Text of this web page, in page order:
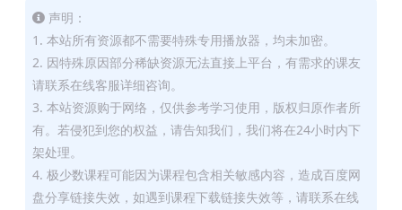
声明：
1. 本站所有资源都不需要特殊专用播放器，均未加密。
2. 因特殊原因部分稀缺资源无法直接上平台，有需求的课友
请联系在线客服详细咨询。
3. 本站资源购于网络，仅供参考学习使用，版权归原作者所
有。若侵犯到您的权益，请告知我们，我们将在24小时内下
架处理。
4. 极少数课程可能因为课程包含相关敏感内容，造成百度网
盘分享链接失效，如遇到课程下载链接失效等，请联系在线